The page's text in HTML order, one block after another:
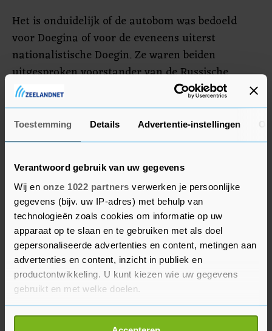
Toestemming Details Advertentie-instellingen
Verantwoord gebruik van uw gegevens
Wij en onze 1022 partners verwerken je persoonlijke
gegevens (bijv. uw IP-adres) met behulp van
technologieën zoals cookies om informatie op uw
apparaat op te slaan en te gebruiken met als doel
gepersonaliseerde advertenties en content, metingen aan
advertenties en content, inzicht in publiek en
productontwikkeling. U kunt kiezen wie uw gegevens
gebruikt en met welke doelen.
Als u het toestaat, willen we ook graag:
Het is onduidelijk of de autobom was bedoeld
voor Doegina of voor de eveneens uiterst
nationalistische Doegin. Ze waren beiden
uitgesproken voorstander van de Russische
invasie van Oekraïne. Net als haar vader, werd
Doegina een bekende media-persoonlijkheid. Zij
werkte voor pro-Kremlin-televisiezenders.